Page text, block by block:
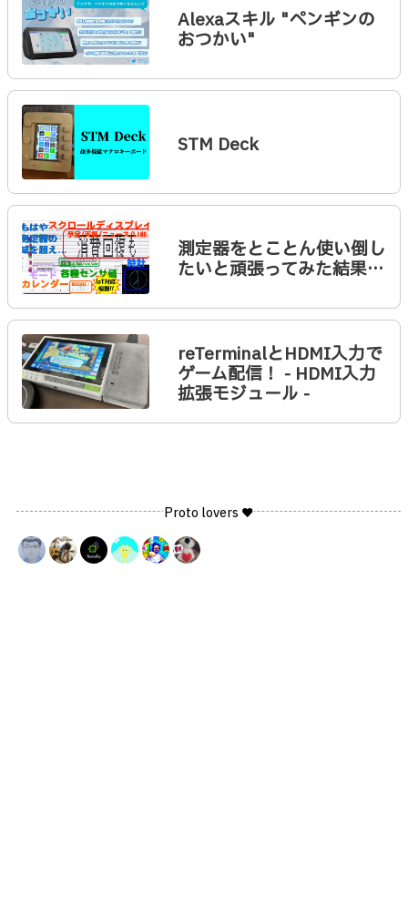
Alexaスキル "ペンギンの
おつかい"
STM Deck
測定器をとことん使い倒し
たいと頑張ってみた結果…
reTerminalとHDMI入力で
ゲーム配信！ - HDMI入力
拡張モジュール -
Proto lovers ♥